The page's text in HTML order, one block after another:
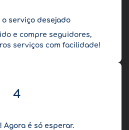
o serviço desejado
e compre seguidores,
serviços com facilidade!
4
Agora é só esperar.